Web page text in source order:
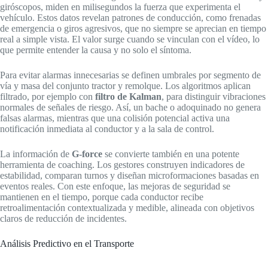
giróscopos, miden en milisegundos la fuerza que experimenta el
vehículo. Estos datos revelan patrones de conducción, como frenadas
de emergencia o giros agresivos, que no siempre se aprecian en tiempo
real a simple vista. El valor surge cuando se vinculan con el vídeo, lo
que permite entender la causa y no solo el síntoma.
Para evitar alarmas innecesarias se definen umbrales por segmento de
vía y masa del conjunto tractor y remolque. Los algoritmos aplican
filtrado, por ejemplo con filtro de Kalman, para distinguir vibraciones
normales de señales de riesgo. Así, un bache o adoquinado no genera
falsas alarmas, mientras que una colisión potencial activa una
notificación inmediata al conductor y a la sala de control.
La información de G-force se convierte también en una potente
herramienta de coaching. Los gestores construyen indicadores de
estabilidad, comparan turnos y diseñan microformaciones basadas en
eventos reales. Con este enfoque, las mejoras de seguridad se
mantienen en el tiempo, porque cada conductor recibe
retroalimentación contextualizada y medible, alineada con objetivos
claros de reducción de incidentes.
Análisis Predictivo en el Transporte